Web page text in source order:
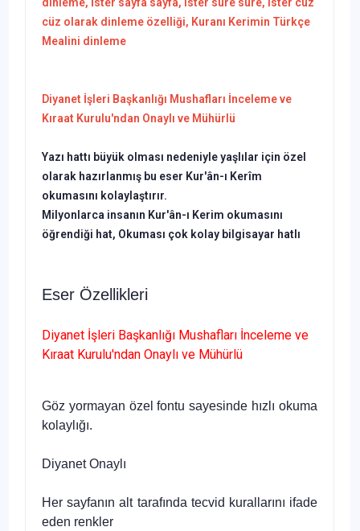
cüz olarak dinleme özelliği, Kuranı Kerimin Türkçe
Mealini dinleme
Diyanet İşleri Başkanlığı Mushafları İnceleme ve
Kıraat Kurulu'ndan Onaylı ve Mühürlü
Yazı hattı büyük olması nedeniyle yaşlılar için özel
olarak hazırlanmış bu eser Kur'ân-ı Kerîm
okumasını kolaylaştırır.
Milyonlarca insanın Kur'ân-ı Kerim okumasını
öğrendiği hat, Okuması çok kolay bilgisayar hatlı
Eser Özellikleri
Diyanet İşleri Başkanlığı Mushafları İnceleme ve
Kıraat Kurulu'ndan Onaylı ve Mühürlü
Göz yormayan özel fontu sayesinde hızlı okuma
kolaylığı.
Diyanet Onaylı
Her sayfanın alt tarafında tecvid kurallarını ifade
eden renkler